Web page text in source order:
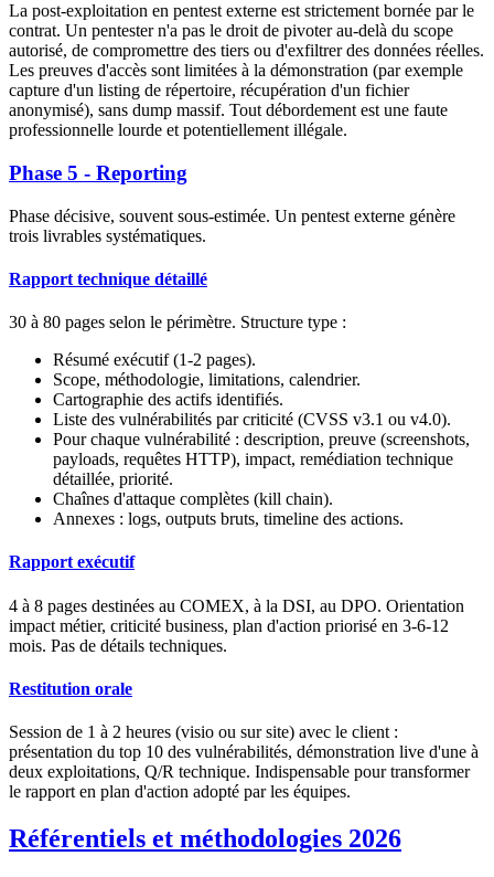
La post-exploitation en pentest externe est strictement bornée par le
contrat. Un pentester n'a pas le droit de pivoter au-delà du scope
autorisé, de compromettre des tiers ou d'exfiltrer des données réelles.
Les preuves d'accès sont limitées à la démonstration (par exemple
capture d'un listing de répertoire, récupération d'un fichier
anonymisé), sans dump massif. Tout débordement est une faute
professionnelle lourde et potentiellement illégale.
Phase 5 - Reporting
Phase décisive, souvent sous-estimée. Un pentest externe génère
trois livrables systématiques.
Rapport technique détaillé
30 à 80 pages selon le périmètre. Structure type :
Résumé exécutif (1-2 pages).
Scope, méthodologie, limitations, calendrier.
Cartographie des actifs identifiés.
Liste des vulnérabilités par criticité (CVSS v3.1 ou v4.0).
Pour chaque vulnérabilité : description, preuve (screenshots,
payloads, requêtes HTTP), impact, remédiation technique
détaillée, priorité.
Chaînes d'attaque complètes (kill chain).
Annexes : logs, outputs bruts, timeline des actions.
Rapport exécutif
4 à 8 pages destinées au COMEX, à la DSI, au DPO. Orientation
impact métier, criticité business, plan d'action priorisé en 3-6-12
mois. Pas de détails techniques.
Restitution orale
Session de 1 à 2 heures (visio ou sur site) avec le client :
présentation du top 10 des vulnérabilités, démonstration live d'une à
deux exploitations, Q/R technique. Indispensable pour transformer
le rapport en plan d'action adopté par les équipes.
Référentiels et méthodologies 2026